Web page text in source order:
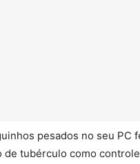
pesados no seu PC
de tubérculo como